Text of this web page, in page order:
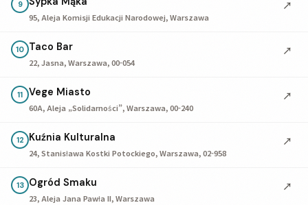
9
95, Aleja Komisji Edukacji Narodowej, Warszawa
↗
10 Taco Bar
22, Jasna, Warszawa, 00-054
↗
11 Vege Miasto
60A, Aleja „Solidarności”, Warszawa, 00-240
↗
12 Kuźnia Kulturalna
24, Stanisława Kostki Potockiego, Warszawa, 02-958
↗
13 Ogród Smaku
23, Aleja Jana Pawła II, Warszawa
↗